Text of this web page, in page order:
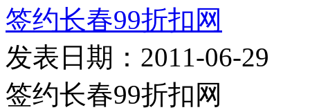
签约长春99折扣网
发表日期：2011-06-29
签约长春99折扣网